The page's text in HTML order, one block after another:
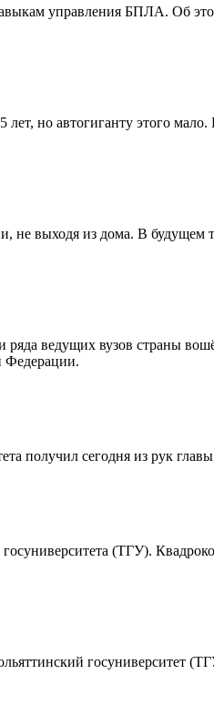
управления БПЛА. Об
но автогиганту этого
не выходя из дома. В будущем
ведущих вузов страны
Федерации.
получил сегодня из рук
(ТГУ).
госуниверситет